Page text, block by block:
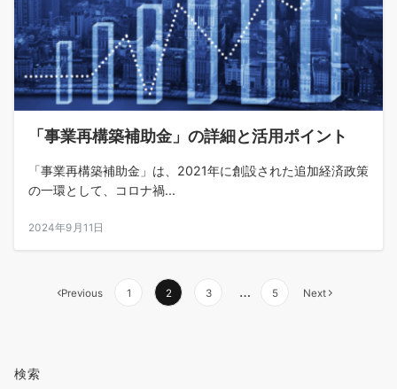
「事業再構築補助金」の詳細と活用ポイント
「事業再構築補助金」は、2021年に創設された追加経済政策
の一環として、コロナ禍...
2024年9月11日
ー
Previous 1 2 3 … 5 Next
検索